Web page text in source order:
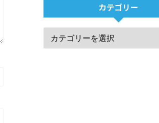
カテゴリー